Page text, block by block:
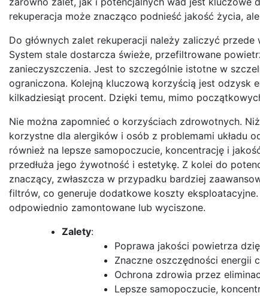
rekuperacja może znacząco podnieść jakość życia,
Do głównych zalet rekuperacji należy zaliczyć
System stale dostarcza świeże, przefiltrowane
zanieczyszczenia. Jest to szczególnie istotne w
ograniczona. Kolejną kluczową korzyścią jest
kilkadziesiąt procent. Dzięki temu, mimo
Nie można zapomnieć o korzyściach zdrowotnych.
korzystne dla alergików i osób z problemami układu
również na lepsze samopoczucie, koncentrację i
przedłuża jego żywotność i estetykę. Z kolei do
znaczący, zwłaszcza w przypadku bardziej
filtrów, co generuje dodatkowe koszty
odpowiednio zamontowane lub wyciszone.
Zalety:
Poprawa jakości powietrza
Znaczne oszczędności energii
Ochrona zdrowia przez
Lepsze samopoczucie,